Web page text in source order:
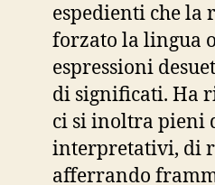
espedienti che la
forzato la lingua
espressioni
di significati. Ha
ci si inoltra pieni
interpretativi, di
afferrando